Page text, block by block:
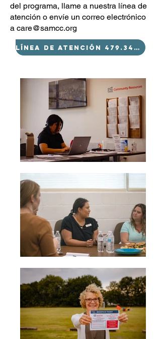
del programa, llame a nuestra línea de
atención o envíe un correo electrónico
a care@samcc.org
Línea de atención 479.340.0109